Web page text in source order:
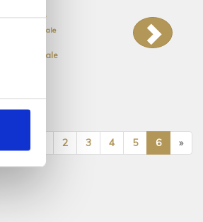
Vendite
Rustico/Casale
Residenziale
2 3 4 5 6 »